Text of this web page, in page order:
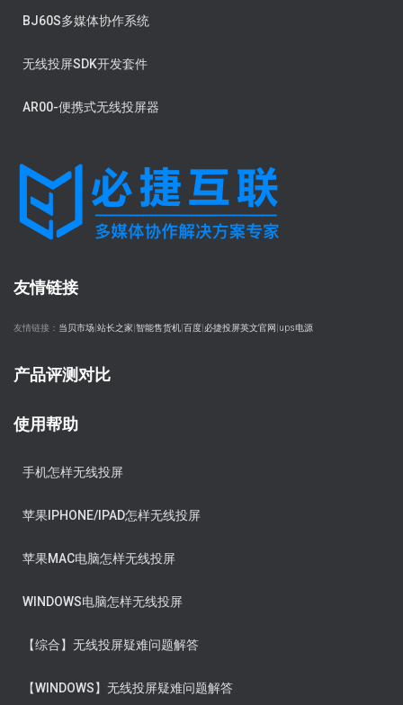
BJ60S多媒体协作系统
无线投屏SDK开发套件
AR00-便携式无线投屏器
友情链接
友情链接： 当贝市场 站长之家 智能售货机 百度 必捷投屏英文官网 ups电源
产品评测对比
使用帮助
手机怎样无线投屏
苹果IPHONE/IPAD怎样无线投屏
苹果MAC电脑怎样无线投屏
WINDOWS电脑怎样无线投屏
【综合】无线投屏疑难问题解答
【WINDOWS】无线投屏疑难问题解答